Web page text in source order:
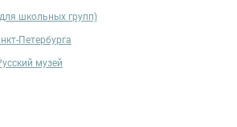
школьных групп)
Петербурга
музей